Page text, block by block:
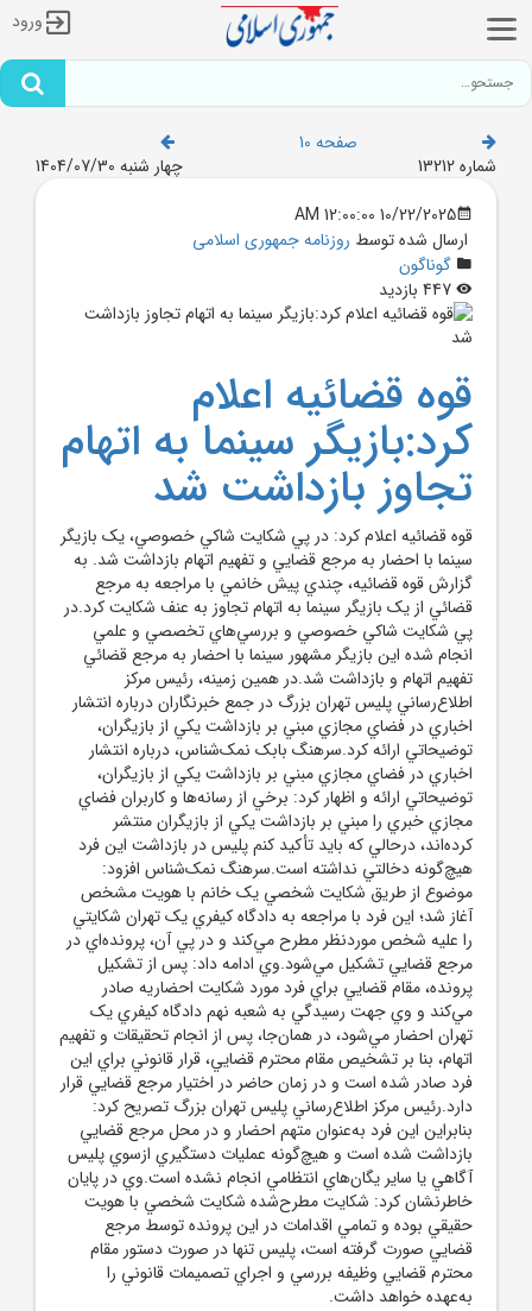
ورود
صفحه 10
شماره 13212
چهار شنبه 1404/07/30
10/22/2025 12:00:00 AM
ارسال شده توسط روزنامه جمهوری اسلامی
گوناگون
قوه قضائيه اعلام
کرد:بازيگر سينما به اتهام
تجاوز بازداشت شد
قوه قضائيه اعلام کرد: در پي شکايت شاکي خصوصي، يک بازيگر
سينما با احضار به مرجع قضايي و تفهيم اتهام بازداشت شد. به
گزارش قوه قضائيه، چندي پيش خانمي با مراجعه به مرجع
قضائي از يک بازيگر سينما به اتهام تجاوز به عنف شکايت کرد.در
پي شکايت شاکي خصوصي و بررسي‌هاي تخصصي و علمي
انجام شده اين بازيگر مشهور سينما با احضار به مرجع قضائي
تفهيم اتهام و بازداشت شد.در همين زمينه، رئيس مرکز
اطلاع‌رساني پليس تهران بزرگ در جمع خبرنگاران درباره انتشار
اخباري در فضاي مجازي مبني بر بازداشت يکي از بازيگران،
توضيحاتي ارائه کرد.سرهنگ بابک نمک‌شناس، درباره انتشار
اخباري در فضاي مجازي مبني بر بازداشت يکي از بازيگران،
توضيحاتي ارائه و اظهار کرد: برخي از رسانه‌ها و کاربران فضاي
مجازي خبري را مبني بر بازداشت يکي از بازيگران منتشر
کرده‌اند، درحالي که بايد تأکيد کنم پليس در بازداشت اين فرد
هيچ‌گونه دخالتي نداشته است.سرهنگ نمک‌شناس افزود:
موضوع از طريق شکايت شخصي يک خانم با هويت مشخص
آغاز شد؛ اين فرد با مراجعه به دادگاه کيفري يک تهران شکايتي
را عليه شخص موردنظر مطرح مي‌کند و در پي آن، پرونده‌اي در
مرجع قضايي تشکيل مي‌شود.وي ادامه داد: پس از تشکيل
پرونده، مقام قضايي براي فرد مورد شکايت احضاريه صادر
مي‌کند و وي جهت رسيدگي به شعبه نهم دادگاه کيفري يک
تهران احضار مي‌شود، در همان‌جا، پس از انجام تحقيقات و تفهيم
اتهام، بنا بر تشخيص مقام محترم قضايي، قرار قانوني براي اين
فرد صادر شده است و در زمان حاضر در اختيار مرجع قضايي قرار
دارد.رئيس مرکز اطلاع‌رساني پليس تهران بزرگ تصريح کرد:
بنابراين اين فرد به‌عنوان متهم احضار و در محل مرجع قضايي
بازداشت شده است و هيچ‌گونه عمليات دستگيري ازسوي پليس
آگاهي يا ساير يگان‌هاي انتظامي انجام نشده است.وي در پايان
خاطرنشان کرد: شکايت مطرح‌شده شکايت شخصي با هويت
حقيقي بوده و تمامي اقدامات در اين پرونده توسط مرجع
قضايي صورت گرفته است، پليس تنها در صورت دستور مقام
محترم قضايي وظيفه بررسي و اجراي تصميمات قانوني را
به‌عهده خواهد داشت.